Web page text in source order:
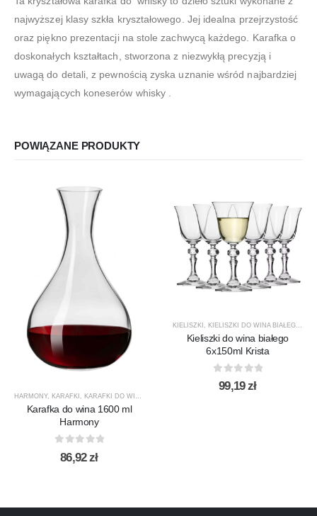
najwyższej klasy szkła kryształowego. Jej idealna przejrzystość
oraz piękno prezentacji na stole zachwycą każdego. Karafka o
doskonałych kształtach, stworzona z niezwykłą precyzją i
uwagą do detali, z pewnością zyska uznanie wśród najbardziej
wymagających koneserów whisky .
POWIĄZANE PRODUKTY
HARMONY, KARAFKI , KARAFKI DO WINA
Karafka do wina 1600 ml
Harmony
out of 5
86,92zł
KIELISZKI KIELISZKI DO WINA BIAŁEGO
Kieliszki do wina białego
6x150ml Krista
out of 5
99,19zł